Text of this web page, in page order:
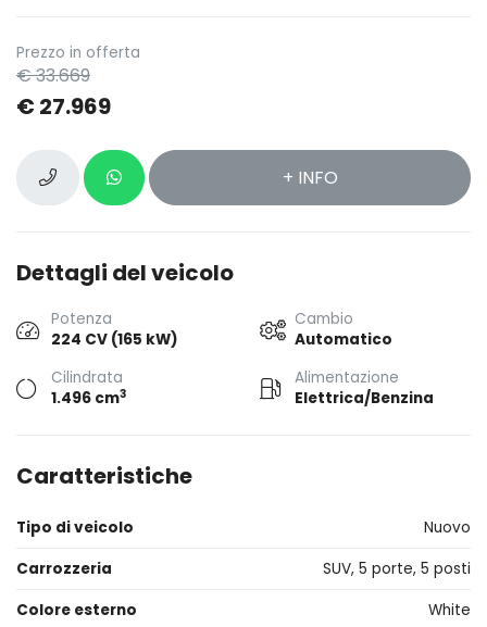
Prezzo in offerta
€ 33.669
€ 27.969
+ INFO
Dettagli del veicolo
Potenza
224 CV (165 kW)
Cambio
Automatico
Cilindrata
1.496 cm3
Alimentazione
Elettrica/Benzina
Caratteristiche
Tipo di veicolo
Nuovo
Carrozzeria
SUV, 5 porte, 5 posti
Colore esterno
White